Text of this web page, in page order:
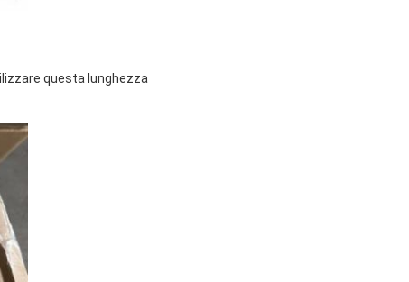
questa lunghezza